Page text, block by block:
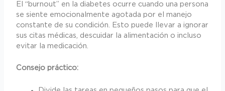
El “burnout” en la diabetes ocurre cuando una persona
se siente emocionalmente agotada por el manejo
constante de su condición. Esto puede llevar a ignorar
sus citas médicas, descuidar la alimentación o incluso
evitar la medicación.
Consejo práctico: